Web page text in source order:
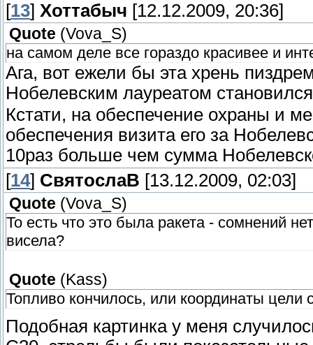
[13] Хоттабыч [12.12.2009, 20:36]
Quote (Vova_S)
на самом деле все гораздо красивее и
Ага, вот ежели бы эта хрень
Нобелевским лауреатом
Кстати, на обеспечение охраны и
обеспечения визита его за
10раз больше чем сумма
[14] СвятослаВ [13.12.2009, 02:03]
Quote (Vova_S)
То есть что это была ракета - сомнений
висела?
Quote ( Kass)
Топливо кончилось, или координаты цели
Подобная картинка у меня